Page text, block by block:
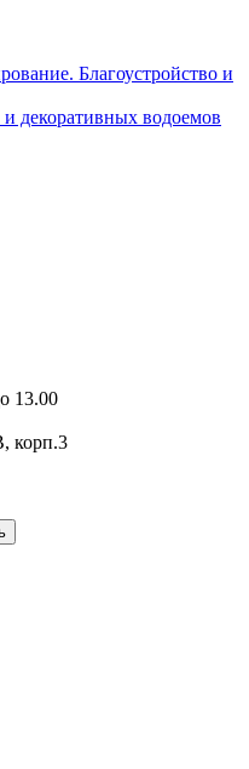
Благоустройство и
декоративных водоемов
13.00
корп.3